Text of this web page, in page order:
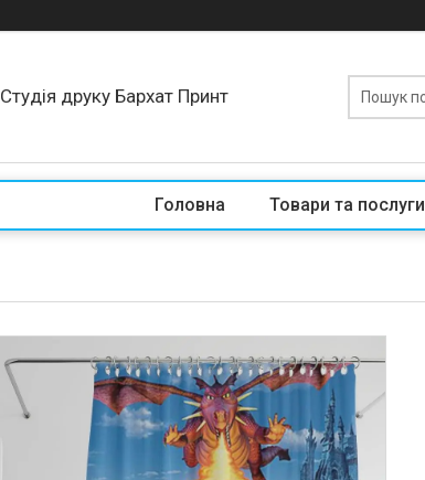
Студія друку Бархат Принт
Головна Товари та послуги